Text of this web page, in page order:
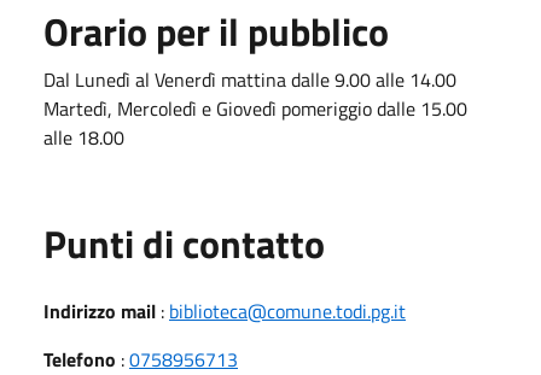
Orario per il pubblico
Dal Lunedì al Venerdì mattina dalle 9.00 alle 14.00
Martedì, Mercoledì e Giovedì pomeriggio dalle 15.00
alle 18.00
Punti di contatto
Indirizzo mail : biblioteca@comune.todi.pg.it
Telefono :0758956713